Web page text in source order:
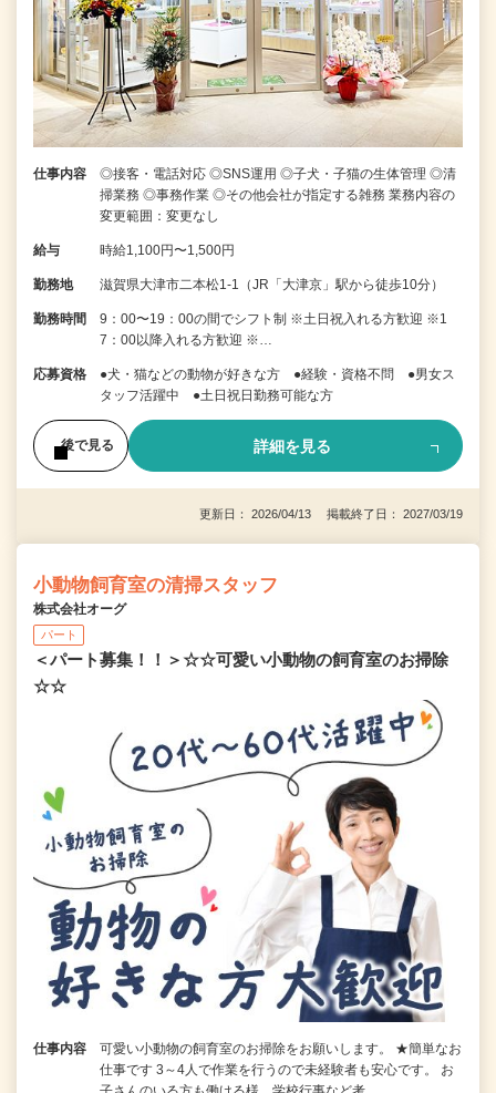
仕事内容
◎接客・電話対応 ◎SNS運用 ◎子犬・子猫の生体管理 ◎清
掃業務 ◎事務作業 ◎その他会社が指定する雑務 業務内容の
変更範囲：変更なし
給与 時給1,100円〜1,500円
勤務地 滋賀県大津市二本松1-1（JR「大津京」駅から徒歩10分）
勤務時間
9：00〜19：00の間でシフト制 ※土日祝入れる方歓迎 ※1
7：00以降入れる方歓迎 ※…
応募資格
●犬・猫などの動物が好きな方 ●経験・資格不問 ●男女ス
タッフ活躍中 ●土日祝日勤務可能な方
後で見る 詳細を見る
更新日： 2026/04/13 掲載終了日： 2027/03/19
小動物飼育室の清掃スタッフ
株式会社オーグ
パート
＜パート募集！！＞☆☆可愛い小動物の飼育室のお掃除
☆☆
仕事内容
可愛い小動物の飼育室のお掃除をお願いします。 ★簡単なお
仕事です 3～4人で作業を行うので未経験者も安心です。 お